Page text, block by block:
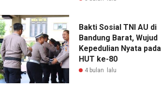
Bakti Sosial TNI AU di
Bandung Barat, Wujud
Kepedulian Nyata pada
HUT ke-80
4 bulan lalu